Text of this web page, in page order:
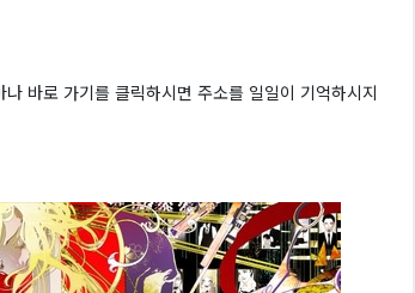
바로 가기를 클릭하시면 주소를 일일이 기억하시지